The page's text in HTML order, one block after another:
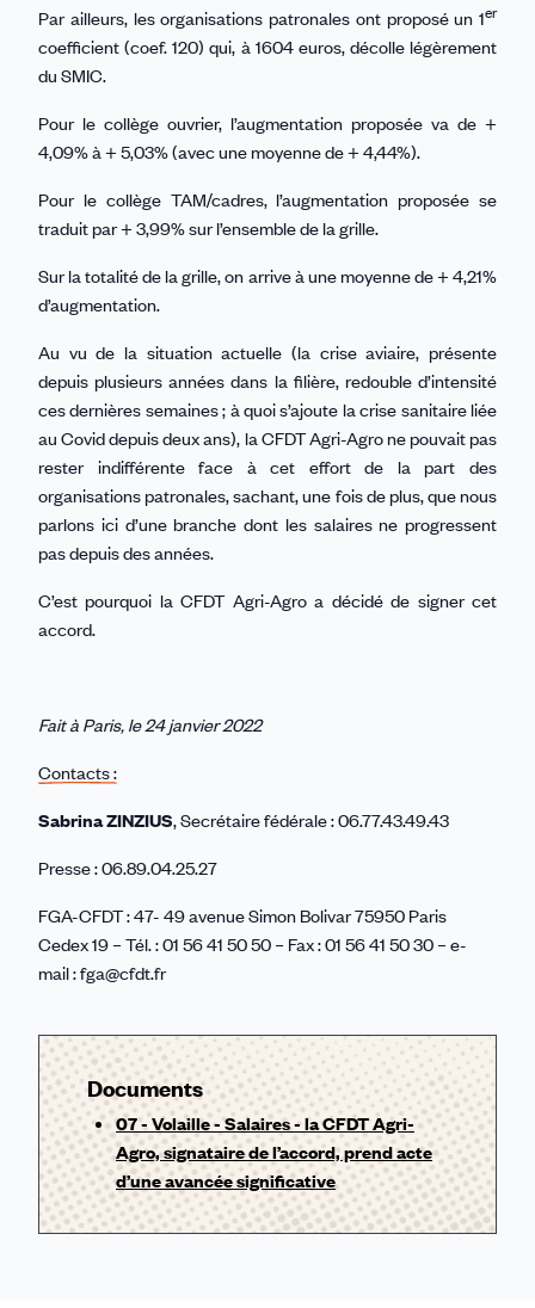
Par ailleurs, les organisations patronales ont proposé un 1er
coefficient (coef. 120) qui, à 1604 euros, décolle légèrement
du SMIC.
Pour le collège ouvrier, l’augmentation proposée va de +
4,09% à + 5,03% (avec une moyenne de + 4,44%).
Pour le collège TAM/cadres, l’augmentation proposée se
traduit par + 3,99% sur l’ensemble de la grille.
Sur la totalité de la grille, on arrive à une moyenne de + 4,21%
d’augmentation.
Au vu de la situation actuelle (la crise aviaire, présente
depuis plusieurs années dans la filière, redouble d’intensité
ces dernières semaines ; à quoi s’ajoute la crise sanitaire liée
au Covid depuis deux ans), la CFDT Agri-Agro ne pouvait pas
rester indifférente face à cet effort de la part des
organisations patronales, sachant, une fois de plus, que nous
parlons ici d’une branche dont les salaires ne progressent
pas depuis des années.
C’est pourquoi la CFDT Agri-Agro a décidé de signer cet
accord.
Fait à Paris, le 24 janvier 2022
Contacts :
Sabrina ZINZIUS, Secrétaire fédérale : 06.77.43.49.43
Presse : 06.89.04.25.27
FGA-CFDT : 47- 49 avenue Simon Bolivar 75950 Paris
Cedex 19 – Tél. : 01 56 41 50 50 – Fax : 01 56 41 50 30 – e-
mail : fga@cfdt.fr
Documents
07 - Volaille - Salaires - la CFDT Agri-
Agro, signataire de l’accord, prend acte
d’une avancée significative